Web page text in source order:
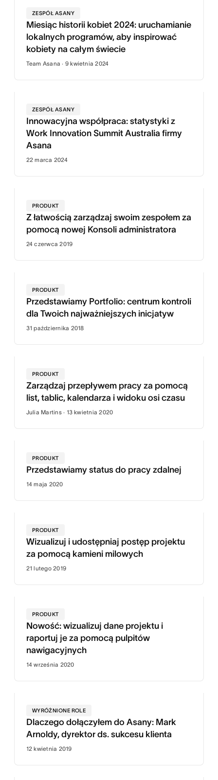
ZESPÓŁ ASANY
Miesiąc historii kobiet 2024: uruchamianie
lokalnych programów, aby inspirować
kobiety na całym świecie
Team Asana · 9 kwietnia 2024
ZESPÓŁ ASANY
Innowacyjna współpraca: statystyki z
Work Innovation Summit Australia firmy
Asana
22 marca 2024
PRODUKT
Z łatwością zarządzaj swoim zespołem za
pomocą nowej Konsoli administratora
24 czerwca 2019
PRODUKT
Przedstawiamy Portfolio: centrum kontroli
dla Twoich najważniejszych inicjatyw
31 października 2018
PRODUKT
Zarządzaj przepływem pracy za pomocą
list, tablic, kalendarza i widoku osi czasu
Julia Martins · 13 kwietnia 2020
PRODUKT
Przedstawiamy status do pracy zdalnej
14 maja 2020
PRODUKT
Wizualizuj i udostępniaj postęp projektu
za pomocą kamieni milowych
21 lutego 2019
PRODUKT
Nowość: wizualizuj dane projektu i
raportuj je za pomocą pulpitów
nawigacyjnych
14 września 2020
WYRÓŻNIONE ROLE
Dlaczego dołączyłem do Asany: Mark
Arnoldy, dyrektor ds. sukcesu klienta
12 kwietnia 2019